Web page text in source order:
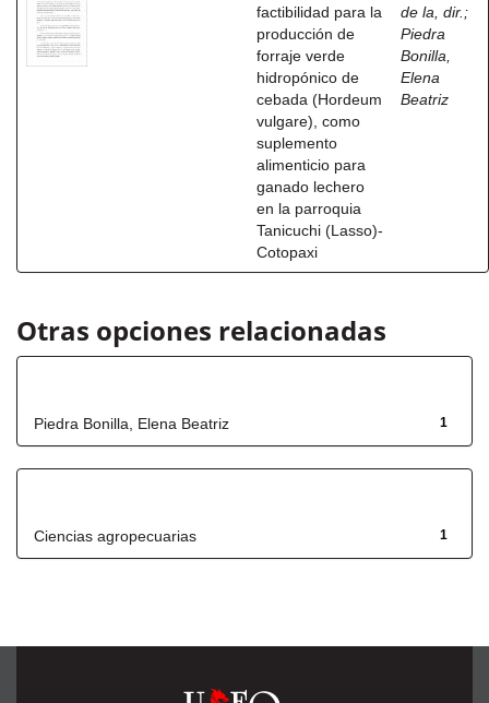
factibilidad para la
producción de
forraje verde
hidropónico de
cebada (Hordeum
vulgare), como
suplemento
alimenticio para
ganado lechero
en la parroquia
Tanicuchi (Lasso)-
Cotopaxi
de la, dir. ;
Piedra
Bonilla,
Elena
Beatriz
Otras opciones relacionadas
1
Piedra Bonilla, Elena Beatriz
1
Ciencias agropecuarias